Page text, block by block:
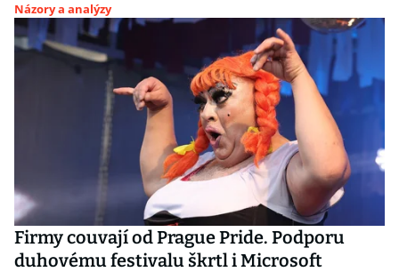
Názory a analýzy
Firmy couvají od Prague Pride. Podporu
duhovému festivalu škrtl i Microsoft